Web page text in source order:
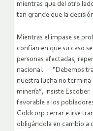
mientras que del otro
tan grande que la
Mientras el impase se
confían en que su caso
personas afectadas,
nacional. “Debemos
nuestra lucha no termina
minería”, insiste
favorable a los
Goldcorp cerrar e irse
obligándola en cambio a